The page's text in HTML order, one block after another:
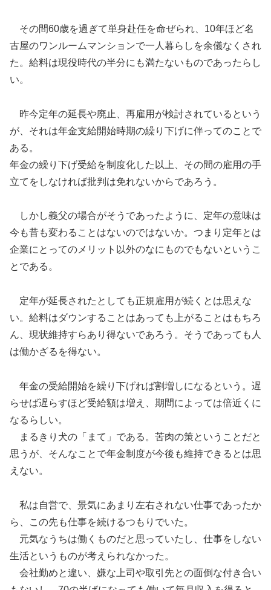
その間60歳を過ぎて単身赴任を命ぜられ、10年ほど名
古屋のワンルームマンションで一人暮らしを余儀なくされ
た。給料は現役時代の半分にも満たないものであったらし
い。
昨今定年の延長や廃止、再雇用が検討されているという
が、それは年金支給開始時期の繰り下げに伴ってのことで
ある。
年金の繰り下げ受給を制度化した以上、その間の雇用の手
立てをしなければ批判は免れないからであろう。
しかし義父の場合がそうであったように、定年の意味は
今も昔も変わることはないのではないか。つまり定年とは
企業にとってのメリット以外のなにものでもないというこ
とである。
定年が延長されたとしても正規雇用が続くとは思えな
い。給料はダウンすることはあっても上がることはもちろ
ん、現状維持すらあり得ないであろう。そうであっても人
は働かざるを得ない。
年金の受給開始を繰り下げれば割増しになるという。遅
らせば遅らすほど受給額は増え、期間によっては倍近くに
なるらしい。
まるきり犬の「まて」である。苦肉の策ということだと
思うが、そんなことで年金制度が今後も維持できるとは思
えない。
私は自営で、景気にあまり左右されない仕事であったか
ら、この先も仕事を続けるつもりでいた。
元気なうちは働くものだと思っていたし、仕事をしない
生活というものが考えられなかった。
会社勤めと違い、嫌な上司や取引先との面倒な付き合い